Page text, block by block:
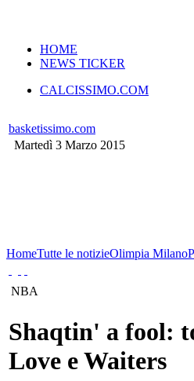
HOME
NEWS TICKER
CALCISSIMO.COM
basketissimo.com
Martedì 3 Marzo 2015
HomeTutte le notizieOlimpia Milano
NBA
Shaqtin' a fool:
Love e Waiters